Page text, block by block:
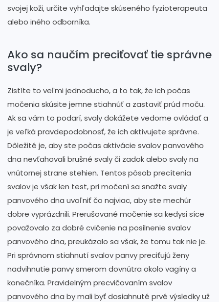
svojej koži, určite vyhľadajte skúseného fyzioterapeuta
alebo iného odborníka.
Ako sa naučím preciťovať tie správne
svaly?
Zistíte to veľmi jednoducho, a to tak, že ich počas
močenia skúsite jemne stiahnúť a zastaviť prúd moču.
Ak sa vám to podarí, svaly dokážete vedome ovládať a
je veľká pravdepodobnosť, že ich aktivujete správne.
Dôležité je, aby ste počas aktivácie svalov panvového
dna nevťahovali brušné svaly či zadok alebo svaly na
vnútornej strane stehien. Tentos pôsob precítenia
svalov je však len test, pri močení sa snažte svaly
panvového dna uvoľniť čo najviac, aby ste mechúr
dobre vyprázdnili. Prerušované močenie sa kedysi síce
považovalo za dobré cvičenie na posilnenie svalov
panvového dna, preukázalo sa však, že tomu tak nie je.
Pri správnom stiahnutí svalov panvy preciťujú ženy
nadvihnutie panvy smerom dovnútra okolo vagíny a
konečníka. Pravidelným precvičovaním svalov
panvového dna by mali byť dosiahnuté prvé výsledky už